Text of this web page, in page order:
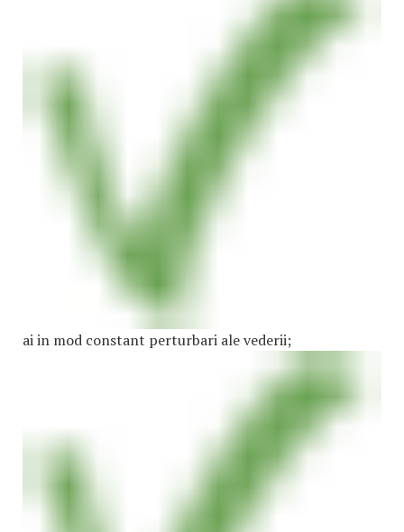
ai in mod constant perturbari ale vederii;